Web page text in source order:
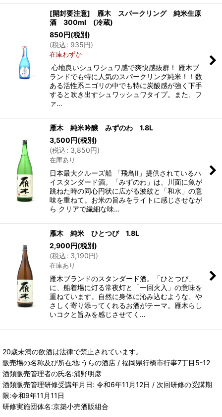
[開封要注意] 雁木 スパークリング 純米生原
酒 300ml (冷蔵)
850円(税別)
(税込: 935円)
在庫わずか
心地良いシュワシュワ感で爽快感抜群！ 雁木ブ
ランドでも特に人気のスパークリング純米！！数
ある活性系ニゴリの中でも特に炭酸感が強く下手
すると吹き出すシュワッシュワタイプ。また、フ
ァ…
雁木 純米吟醸 みずのわ 1.8L
3,500円(税別)
(税込: 3,850円)
在庫あり
日本最大クルーズ船 「飛鳥II」提供されているハ
イスタンダード酒。「みずのわ」は、川面に魚が
跳ねた時の同心円状に広がる波紋と「和水」の意
味を重ねて。お米の旨みをライトに感じさせなが
ら クリアで繊細な味…
雁木 純米 ひとつび 1.8L
2,900円(税別)
(税込: 3,190円)
在庫あり
雁木ブランドのスタンダード酒。「ひとつび」
に、船着場に灯る常夜灯と「一回火入」の意味を
重ねています。自然に身体に沁み込むような、や
さしく寄り添ってくれるお酒がテーマ。雁木らし
いコクと旨みを感じさせてく…
20歳未満の飲酒は法律で禁止されています。
販売場の名称及び所在地:うらの酒店 / 福岡県行橋市行事7丁目5-12
酒類販売管理者の氏名:浦野明彦
酒類販売管理研修受講年月日: 令和6年11月12日 / 次回研修の受講期
限:令和9年11月11日
研修実施団体名:京築小売酒販組合